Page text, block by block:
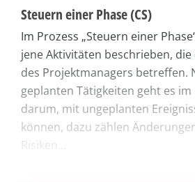
Steuern einer Phase (CS)
Im Prozess „Steuern einer
jene Aktivitäten beschrieben, die
des Projektmanagers betreffen.
geplanten Tätigkeiten geht es
darum, mit ungeplanten
können, dazu zählen
Risiken...